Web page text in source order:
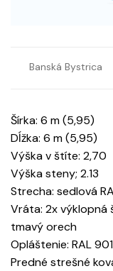
Banská Bystrica
Šírka: 6 m (5,95)
Dĺžka: 6 m (5,95)
Výška v štíte: 2,70
Výška steny; 2.13
Strecha: sedlová
Vráta: 2x výklopná
tmavý orech
Opláštenie: RAL
Predné strešné